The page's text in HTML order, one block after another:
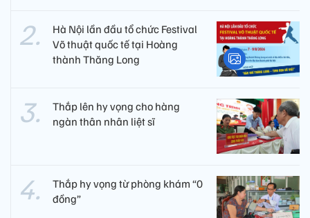
Hà Nội lần đầu tổ chức Festival
Võ thuật quốc tế tại Hoàng
thành Thăng Long
Thắp lên hy vọng cho hàng
ngàn thân nhân liệt sĩ
Thắp hy vọng từ phòng khám “0
đồng”